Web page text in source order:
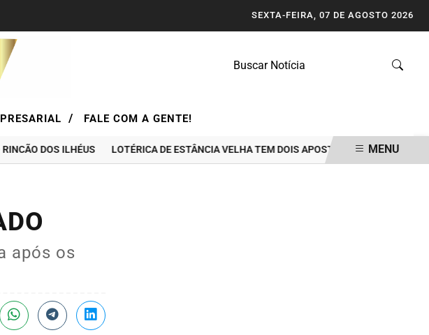
SEXTA-FEIRA, 07 DE AGOSTO 2026
/ FALE COM A GENTE!
ILHÉUS LOTÉRICA DE ESTÂNCIA VELHA TEM DOIS APOSTADORES GANHADORES DE
MENU
após os